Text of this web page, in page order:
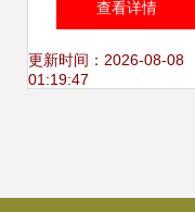
销售业绩增长？
查看详情
更新时间：2026-08-08
01:19:47